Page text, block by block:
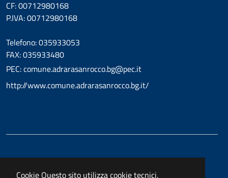
Cookie Questo sito utilizza cookie tecnici,
CF: 00712980168
P.IVA: 00712980168
Telefono: 035933053
FAX: 035933480
PEC: comune.adrarasanrocco.bg@pec.it
http://www.comune.adrarasanrocco.bg.it/